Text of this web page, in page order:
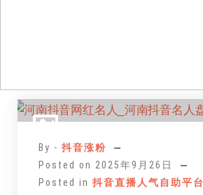
By - 抖音涨粉
Posted on 2025年9月26日
Posted in 抖音直播人气自助平台